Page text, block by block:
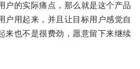
户的实际痛点，那么就是这个产品
户用起来，并且让目标用户感觉自
来也不是很费劲，愿意留下来继续